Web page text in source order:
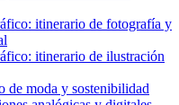
itinerario de fotografía y
itinerario de ilustración
de moda y sostenibilidad